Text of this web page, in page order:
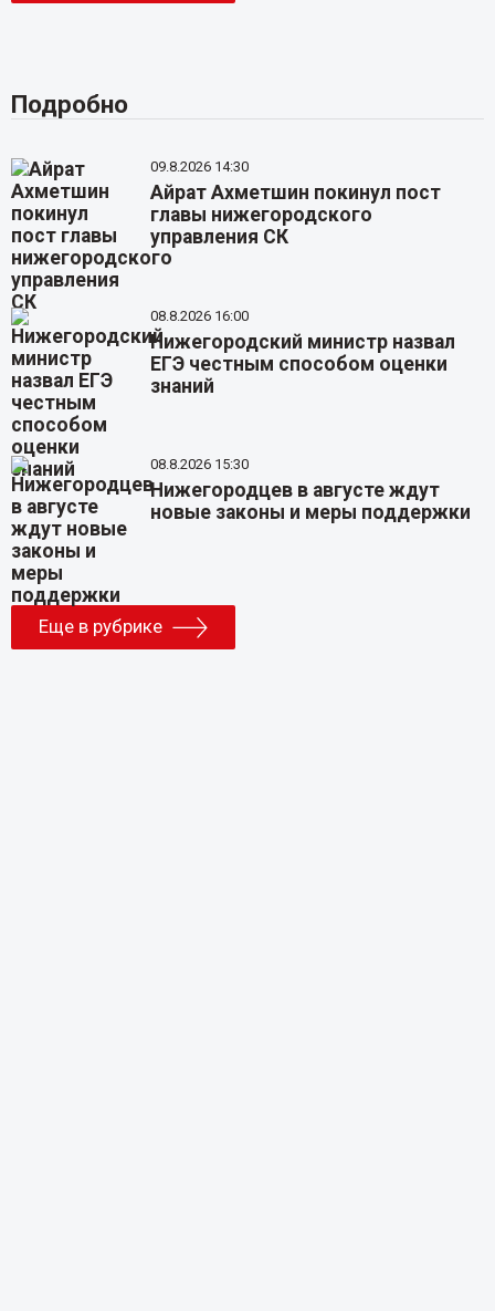
Подробно
09.8.2026 14:30
Айрат Ахметшин покинул пост
главы нижегородского
управления СК
08.8.2026 16:00
Нижегородский министр назвал
ЕГЭ честным способом оценки
знаний
08.8.2026 15:30
Нижегородцев в августе ждут
новые законы и меры поддержки
Еще в рубрике